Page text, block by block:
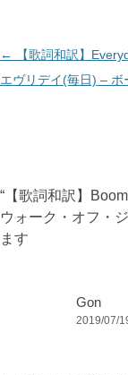
投
稿
ョ
←
【歌詞和訳】
エヴリデイ(毎日) – ボ
“ 【歌詞和訳】
ウォーク・オフ・
ます
Gon
2019/07/